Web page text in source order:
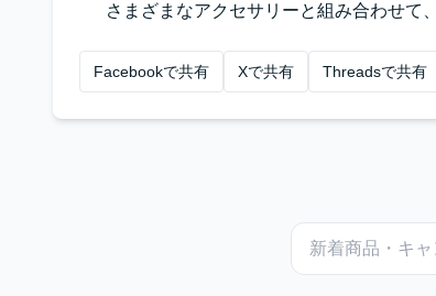
さまざまなアクセサリーと組み合わせて
Facebookで共有 Xで共有 Threadsで共有